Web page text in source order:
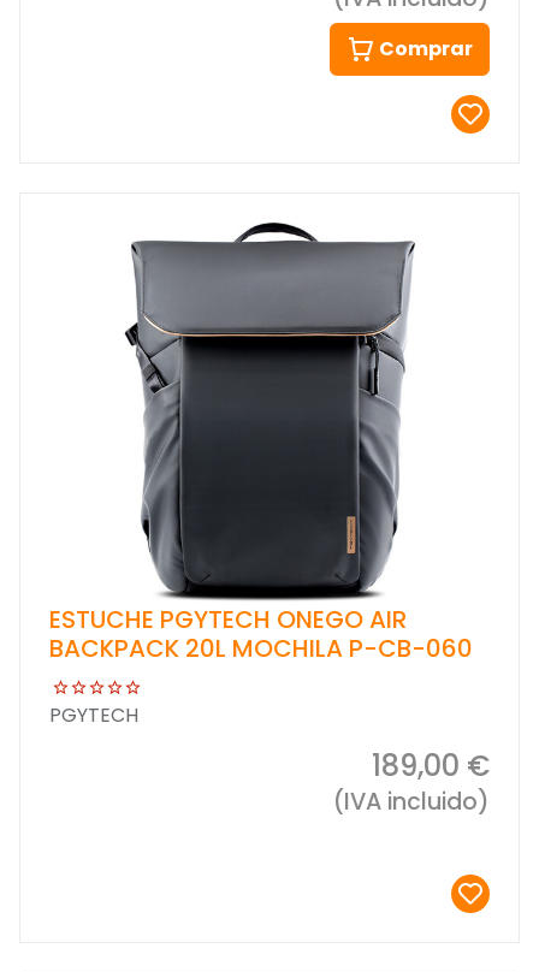
Comprar
ESTUCHE PGYTECH ONEGO AIR
BACKPACK 20L MOCHILA P-CB-060
PGYTECH
189,00 €
(IVA incluido)